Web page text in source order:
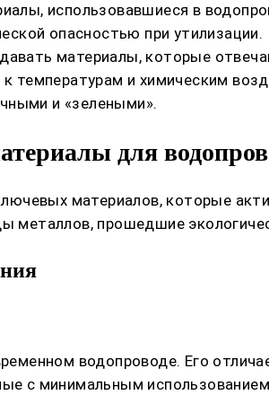
использовавшиеся в
опасностью при утилизации.
материалы, которые
температурам и химическим
и «зелеными».
для
материалов, которые
прошедшие
водопроводе. Его
с минимальным